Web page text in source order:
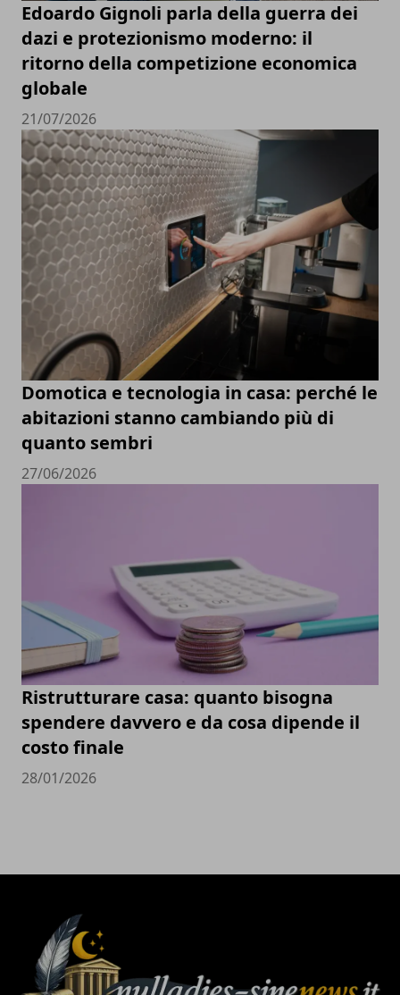
Edoardo Gignoli parla della guerra dei
dazi e protezionismo moderno: il
ritorno della competizione economica
globale
21/07/2026
Domotica e tecnologia in casa: perché le
abitazioni stanno cambiando più di
quanto sembri
27/06/2026
Ristrutturare casa: quanto bisogna
spendere davvero e da cosa dipende il
costo finale
28/01/2026